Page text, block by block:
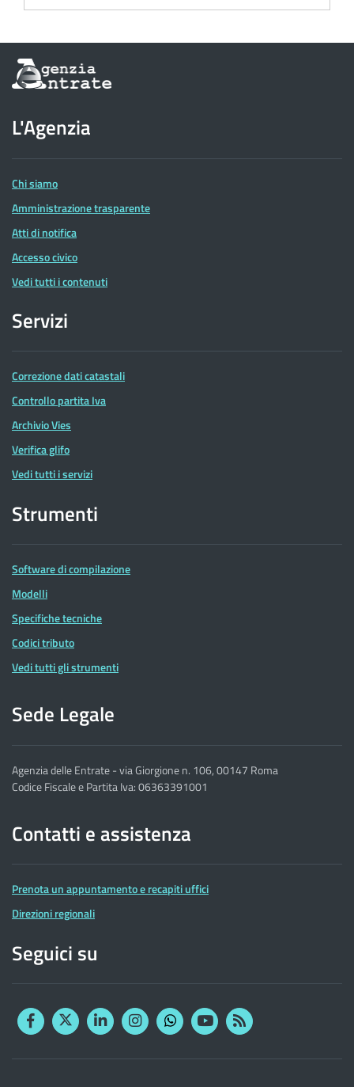
Informazioni
sul
dell'Agenzia
delle
Entrate
L'Agenzia
Chi siamo
Amministrazione trasparente
Atti di notifica
Accesso civico
Vedi tutti i contenuti
Servizi
Correzione dati catastali
Controllo partita Iva
Archivio Vies
Verifica glifo
Vedi tutti i servizi
Strumenti
Software di compilazione
Modelli
Specifiche tecniche
Codici tributo
Vedi tutti gli strumenti
Sede Legale
Agenzia delle Entrate - via Giorgione n. 106, 00147 Roma
Codice Fiscale e Partita Iva: 06363391001
Contatti e assistenza
Prenota un appuntamento e recapiti uffici
Direzioni regionali
Seguici su
FacebookTwitterLinkedinInstagram
YouTubeRSS